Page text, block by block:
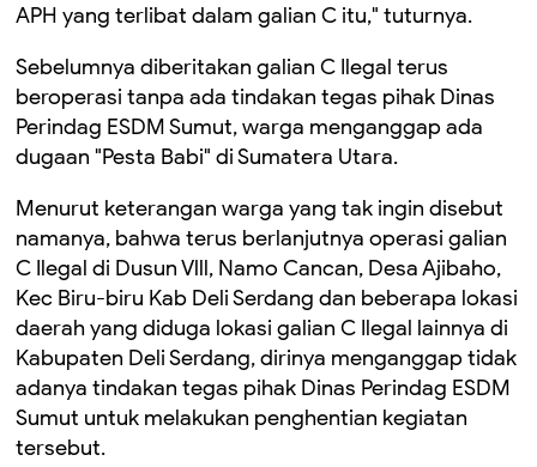
APH yang terlibat dalam galian C itu," tuturnya.
Sebelumnya diberitakan galian C Ilegal terus
beroperasi tanpa ada tindakan tegas pihak Dinas
Perindag ESDM Sumut, warga menganggap ada
dugaan "Pesta Babi" di Sumatera Utara.
Menurut keterangan warga yang tak ingin disebut
namanya, bahwa terus berlanjutnya operasi galian
C Ilegal di Dusun Vlll, Namo Cancan, Desa Ajibaho,
Kec Biru-biru Kab Deli Serdang dan beberapa lokasi
daerah yang diduga lokasi galian C Ilegal lainnya di
Kabupaten Deli Serdang, dirinya menganggap tidak
adanya tindakan tegas pihak Dinas Perindag ESDM
Sumut untuk melakukan penghentian kegiatan
tersebut.